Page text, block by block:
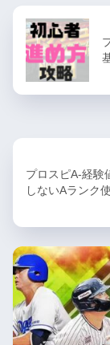
プロスピA-経験
しないAランク